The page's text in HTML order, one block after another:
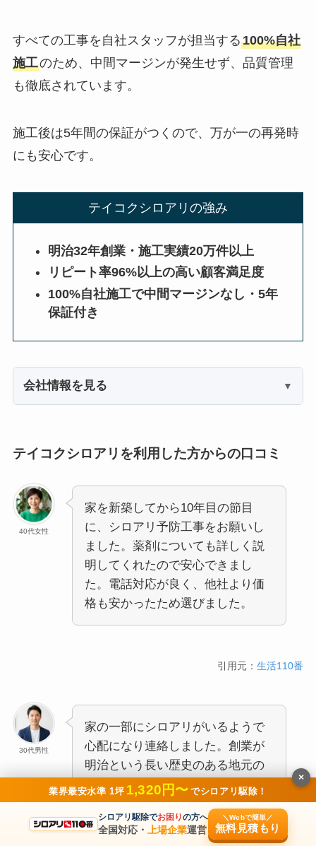
すべての工事を自社スタッフが担当する100%自社
施工のため、中間マージンが発生せず、品質管理
も徹底されています。
施工後は5年間の保証がつくので、万が一の再発時
にも安心です。
テイコクシロアリの強み
明治32年創業・施工実績20万件以上
リピート率96%以上の高い顧客満足度
100%自社施工で中間マージンなし・5年
保証付き
会社情報を見る
テイコクシロアリを利用した方からの口コミ
40代女性
家を新築してから10年目の節目
に、シロアリ予防工事をお願いし
ました。薬剤についても詳しく説
明してくれたので安心できまし
た。電話対応が良く、他社より価
格も安かったため選びました。
引用元：生活110番
30代男性
家の一部にシロアリがいるようで
心配になり連絡しました。創業が
明治という長い歴史のある地元の
お店で信頼できました。駆除の内
容説明もしっかりしていて頼りに
なります。
業界最安水準 1坪 1,320円〜 でシロアリ駆除！
シロアリ駆除でお困りの方へ
全国対応・ 上場企業運営
＼Webで簡単／
無料見積もり
×